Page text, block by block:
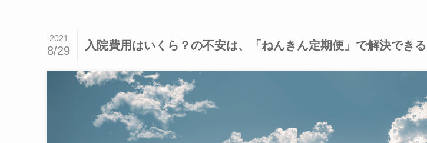
入院費用はいくら？の不安は、「ねんきん定期便」で解決できる
2021
8/29